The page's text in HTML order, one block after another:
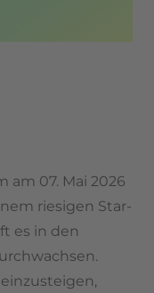
am 07. Mai 2026
riesigen Star-
es in den